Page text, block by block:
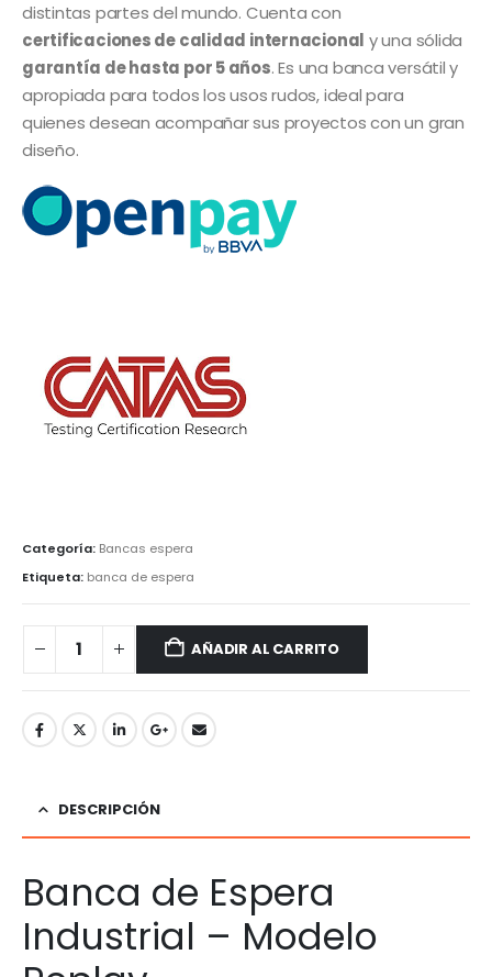
distintas partes del mundo. Cuenta con
certificaciones de calidad internacional y una sólida
garantía de hasta por 5 años. Es una banca versátil y
apropiada para todos los usos rudos, ideal para
quienes desean acompañar sus proyectos con un gran
diseño.
Categoría: Bancas espera
Etiqueta: banca de espera
AÑADIR AL CARRITO
DESCRIPCIÓN
Banca de Espera
Industrial – Modelo